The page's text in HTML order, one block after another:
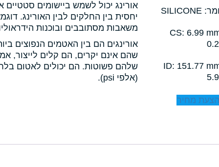
אורינג יכול לשמש ביישומים סטטיים
יחסית בין החלקים לבין האורינג.
משאבות מסתובבים ובוכנות
אורינגים הם בין האטמים הנפוצים
שהם אינם יקרים, הם קלים לייצור,
שלהם פשוטות. הם יכולים לאטום
(אלפי psi).
: SILICONE
: 6.99
: 151.77
מחיר